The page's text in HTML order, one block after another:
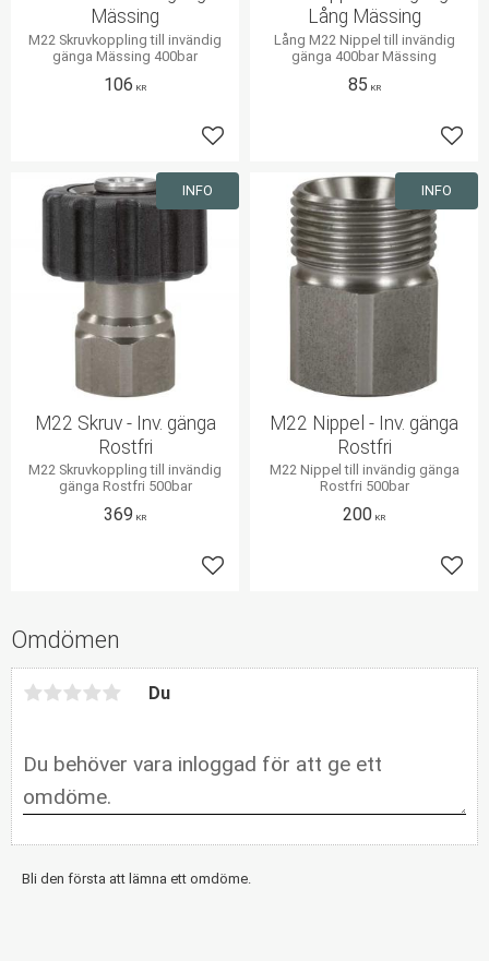
Omdömen
Du
Bli den första att lämna ett omdöme.
Mässing
M22 Skruvkoppling till invändig
gänga Mässing 400bar
106 KR
Lägg till i favoriter
Lång Mässing
Lång M22 Nippel till invändig
gänga 400bar Mässing
85 KR
M22 Skruv - Inv. gänga
Rostfri
M22 Skruvkoppling till invändig
gänga Rostfri 500bar
369 KR
Lägg till i favoriter
INFO
M22 Nippel - Inv. gänga
Rostfri
M22 Nippel till invändig gänga
Rostfri 500bar
200 KR
INFO